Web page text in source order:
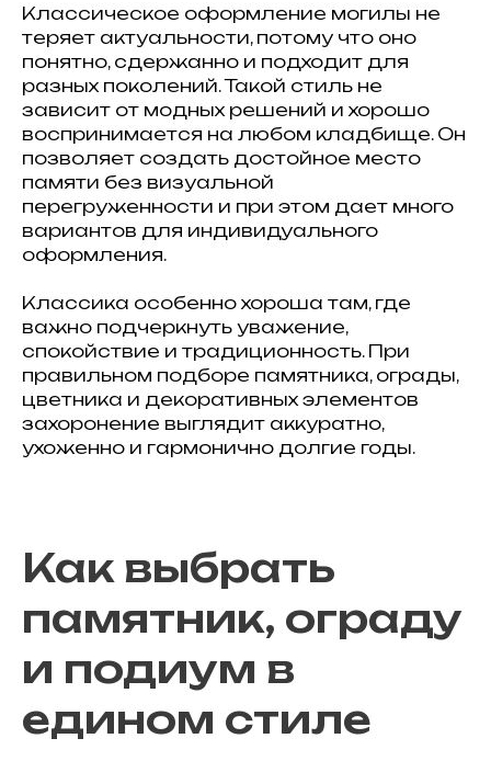
Классическое оформление могилы не
теряет актуальности, потому что оно
понятно, сдержанно и подходит для
разных поколений. Такой стиль не
зависит от модных решений и хорошо
воспринимается на любом кладбище. Он
позволяет создать достойное место
памяти без визуальной
перегруженности и при этом дает много
вариантов для индивидуального
оформления.
Классика особенно хороша там, где
важно подчеркнуть уважение,
спокойствие и традиционность. При
правильном подборе памятника, ограды,
цветника и декоративных элементов
захоронение выглядит аккуратно,
ухоженно и гармонично долгие годы.
Как выбрать
памятник, ограду
и подиум в
едином стиле